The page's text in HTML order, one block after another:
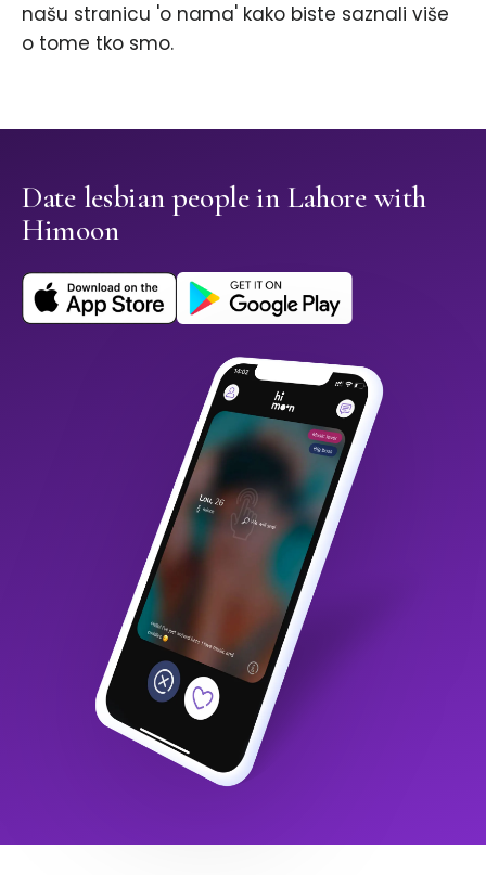
našu stranicu 'o nama' kako biste saznali više
o tome tko smo.
Date lesbian people in Lahore with
Himoon